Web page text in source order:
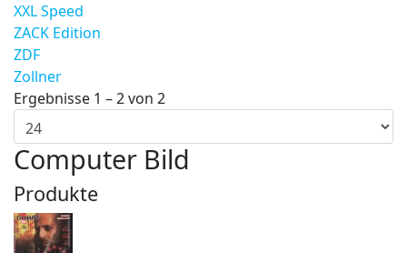
XXL Speed
ZACK Edition
ZDF
Zollner
Ergebnisse 1 – 2 von 2
Computer Bild
Produkte